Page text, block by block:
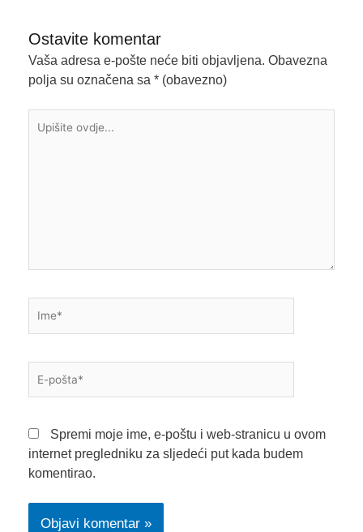
Ostavite komentar
Vaša adresa e-pošte neće biti objavljena. Obavezna
polja su označena sa * (obavezno)
ovdje...
pošta*
Spremi moje ime, e-poštu i web-stranicu u ovom
internet pregledniku za sljedeći put kada budem
komentirao.